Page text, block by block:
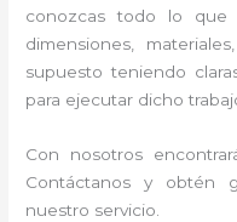
conozcas todo lo que
dimensiones,
supuesto teniendo
para ejecutar dicho
Con nosotros
Contáctanos y obtén
nuestro servicio.